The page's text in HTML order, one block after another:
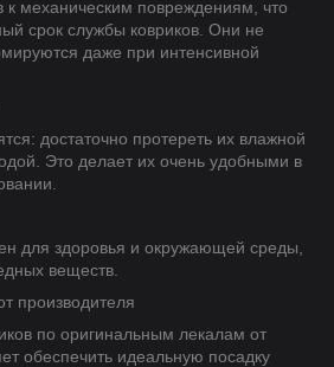
к механическим повреждениям, что
срок службы ковриков. Они не
даже при интенсивной
достаточно протереть их влажной
Это делает их очень удобными в
для здоровья и окружающей среды,
веществ.
производителя
по оригинальным лекалам от
обеспечить идеальную посадку